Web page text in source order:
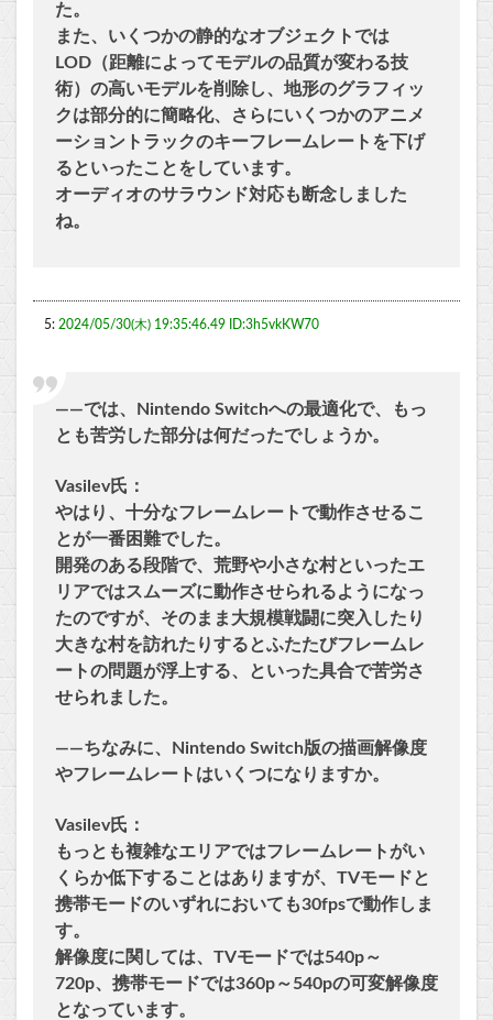
た。
また、いくつかの静的なオブジェクトでは
LOD（距離によってモデルの品質が変わる技
術）の高いモデルを削除し、地形のグラフィッ
クは部分的に簡略化、さらにいくつかのアニメ
ーショントラックのキーフレームレートを下げ
るといったことをしています。
オーディオのサラウンド対応も断念しました
ね。
5: 2024/05/30(木) 19:35:46.49 ID:3h5vkKW70
――では、Nintendo Switchへの最適化で、もっ
とも苦労した部分は何だったでしょうか。
Vasilev氏：
やはり、十分なフレームレートで動作させるこ
とが一番困難でした。
開発のある段階で、荒野や小さな村といったエ
リアではスムーズに動作させられるようになっ
たのですが、そのまま大規模戦闘に突入したり
大きな村を訪れたりするとふたたびフレームレ
ートの問題が浮上する、といった具合で苦労さ
せられました。
――ちなみに、Nintendo Switch版の描画解像度
やフレームレートはいくつになりますか。
Vasilev氏：
もっとも複雑なエリアではフレームレートがい
くらか低下することはありますが、TVモードと
携帯モードのいずれにおいても30fpsで動作しま
す。
解像度に関しては、TVモードでは540p～
720p、携帯モードでは360p～540pの可変解像度
となっています。